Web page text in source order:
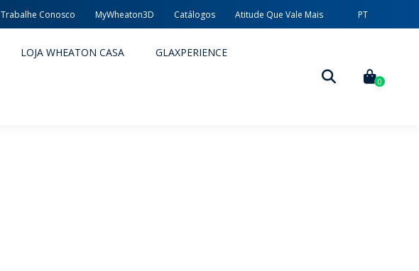
Trabalhe Conosco MyWheaton3D Catálogos Atitude Que Vale Mais
PT
LOJA WHEATON CASA GLAXPERIENCE
0